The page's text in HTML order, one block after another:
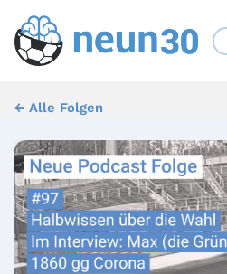
← Alle Folgen